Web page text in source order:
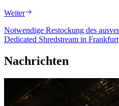
Weiter
Notwendige Restockung des
Dedicated Shredstream in Frankfurt
Nachrichten